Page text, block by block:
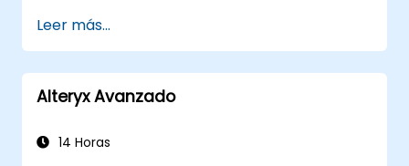
incluyendo filtros interactivos y gráficos.
Automatizar flujos de trabajo de informes
para actualizaciones de datos en tiempo
real.
visual y personalización de informes.
Leer más...
Alteryx Avanzado
14 Horas